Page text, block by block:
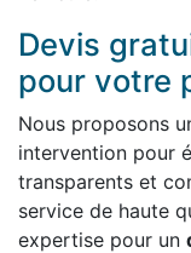
Devis
pour votre
Nous proposons
intervention pour
transparents et
service de haute
expertise pour un